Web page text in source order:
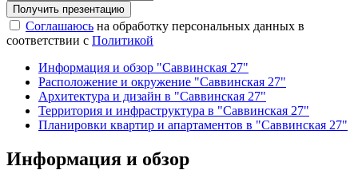
Соглашаюсь на обработку персональных данных в
соответствии с Политикой
Информация и обзор "Саввинская 27"
Расположение и окружение "Саввинская 27"
Архитектура и дизайн в "Саввинская 27"
Территория и инфраструктура в "Саввинская 27"
Планировки квартир и апартаментов в "Саввинская 27"
Информация и обзор